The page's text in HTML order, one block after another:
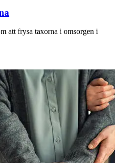
att frysa taxorna i omsorgen i